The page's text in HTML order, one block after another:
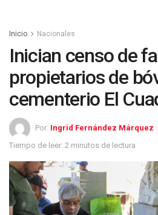
Inicio Nacionales
Inician censo de
propietarios de
cementerio El
Por: Ingrid Fernández Márquez
Tiempo de leer: 2 minutos de lectura